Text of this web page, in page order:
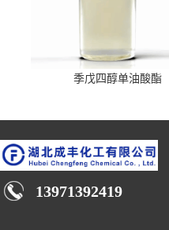
季戊四醇单油酸酯
13971392419